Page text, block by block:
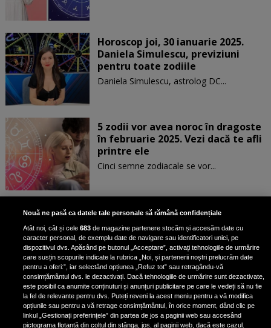
Horoscop joi, 30 ianuarie 2025.
Daniela Simulescu, previziuni
pentru toate zodiile
Daniela Simulescu, astrolog DC...
5 zodii vor avea noroc în dragoste
în februarie 2025. Vezi dacă te afli
printre ele
Cinci semne zodiacale se vor...
Patru zodii primesc un mesaj
special de la Univers pe 30
ianuarie. Vezi dacă te afli printre
ele
3 zodii ale căror dorințe devin
realitate pe 29 ianuarie 2025. Vezi
dacă te afli printre cei norocoși
Nouă ne pasă ca datele tale personale să rămână confidențiale
Atât noi, cât și cele683 de magazine partenere stocăm și accesăm date cu
caracter personal, de exemplu date de navigare sau identificatori unici, pe
dispozitivul dvs. Apăsând pe butonul „Acceptare”, activați tehnologiile de urmărire
care susțin scopurile indicate la rubrica „Noi, și partenerii noștri prelucrăm date
pentru a oferi:”, iar selectând opțiunea „Refuz tot” sau retragându-vă
consimțământul dvs. le dezactivați. Dacă tehnologiile de urmărire sunt dezactivate,
este posibil ca anumite conținuturi și anunțuri publicitare pe care le vedeți să nu fie
la fel de relevante pentru dvs. Puteți reveni la acest meniu pentru a vă modifica
opțiunile sau pentru a vă retrage consimțământul, în orice moment, dând clic pe
linkul „Gestionați preferințele” din partea de jos a paginii web sau accesând
pictograma flotantă din colțul din stânga, jos, al paginii web, dacă este cazul.